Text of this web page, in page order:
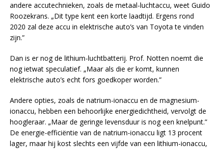
andere accutechnieken, zoals de metaal-luchtaccu, weet Guido
Roozekrans. „Dit type kent een korte laadtijd. Ergens rond
2020 zal deze accu in elektrische auto’s van Toyota te vinden
zijn.”
Dan is er nog de lithium-luchtbatterij. Prof. Notten noemt die
nog ietwat speculatief. „Maar als die er komt, kunnen
elektrische auto’s echt fors goedkoper worden.”
Andere opties, zoals de natrium-ionaccu en de magnesium-
ionaccu, hebben een behoorlijke energiedichtheid, vervolgt de
hoogleraar. „Maar de geringe levensduur is nog een knelpunt.”
De energie-efficiëntie van de natrium-ionaccu ligt 13 procent
lager, maar hij kost slechts een vijfde van een lithium-ionaccu,